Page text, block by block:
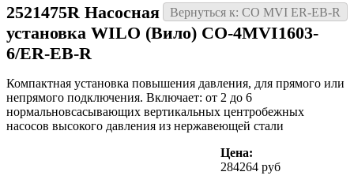
Вернуться к: CO MVI ER-EB-R
2521475R Насосная
установка WILO (Вило) CO-4MVI1603-
6/ER-EB-R
Компактная установка повышения давления, для прямого или
непрямого подключения. Включает: от 2 до 6
нормальновсасывающих вертикальных центробежных
насосов высокого давления из нержавеющей стали
Цена:
284264 руб